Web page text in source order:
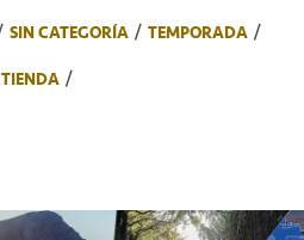
SIN CATEGORÍA
TEMPORADA
TIENDA